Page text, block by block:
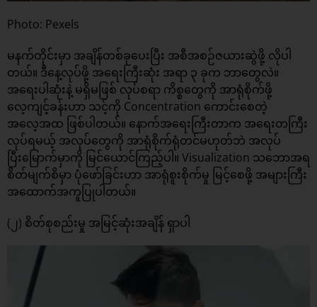
Photo: Pexels
မနက်တိုင်းမှာ အချိန်တစ်ခုပေးပြီး အစီအစဉ်ဇယားဆွဲဖို့ လိုပါ
တယ်။ ဒီနေ့လုပ်ဖို့ အရေးကြီးဆုံး အရာ ၃ ခုက ဘာတွေလဲ။
အရေးပါဆုံးနဲ့ မရှိမဖြစ် လုပ်စရာ ကိစ္စတွေကို အာရုံစိုက်ဖို့
လေ့ကျင့်ခန်းဟာ သင့်ကို Concentration ကောင်းစေတဲ့
အလေ့အထ ဖြစ်ပါတယ်။ နောက်အရေးကြီးတာက အရေးတကြီး
လုပ်ရမယ့် အလုပ်တွေကို အာရုံစိုက်ရုံတင်မဟုတ်ဘဲ အလုပ်
ပြီးမြောက်မှာကို မြင်ယောင်ကြည့်ပါ။ Visualization သဘောအရ
စိတ်မျက်စိမှာ ပုံဖော်ခြင်းဟာ အာရုံစူးစိုက်မှု မြင့်စေဖို့ အများကြီး
အထောက်အကူပြုပါတယ်။
(၂) စိတ်စုစည်းမှု အမြင့်ဆုံးအချိန် ရှာပါ